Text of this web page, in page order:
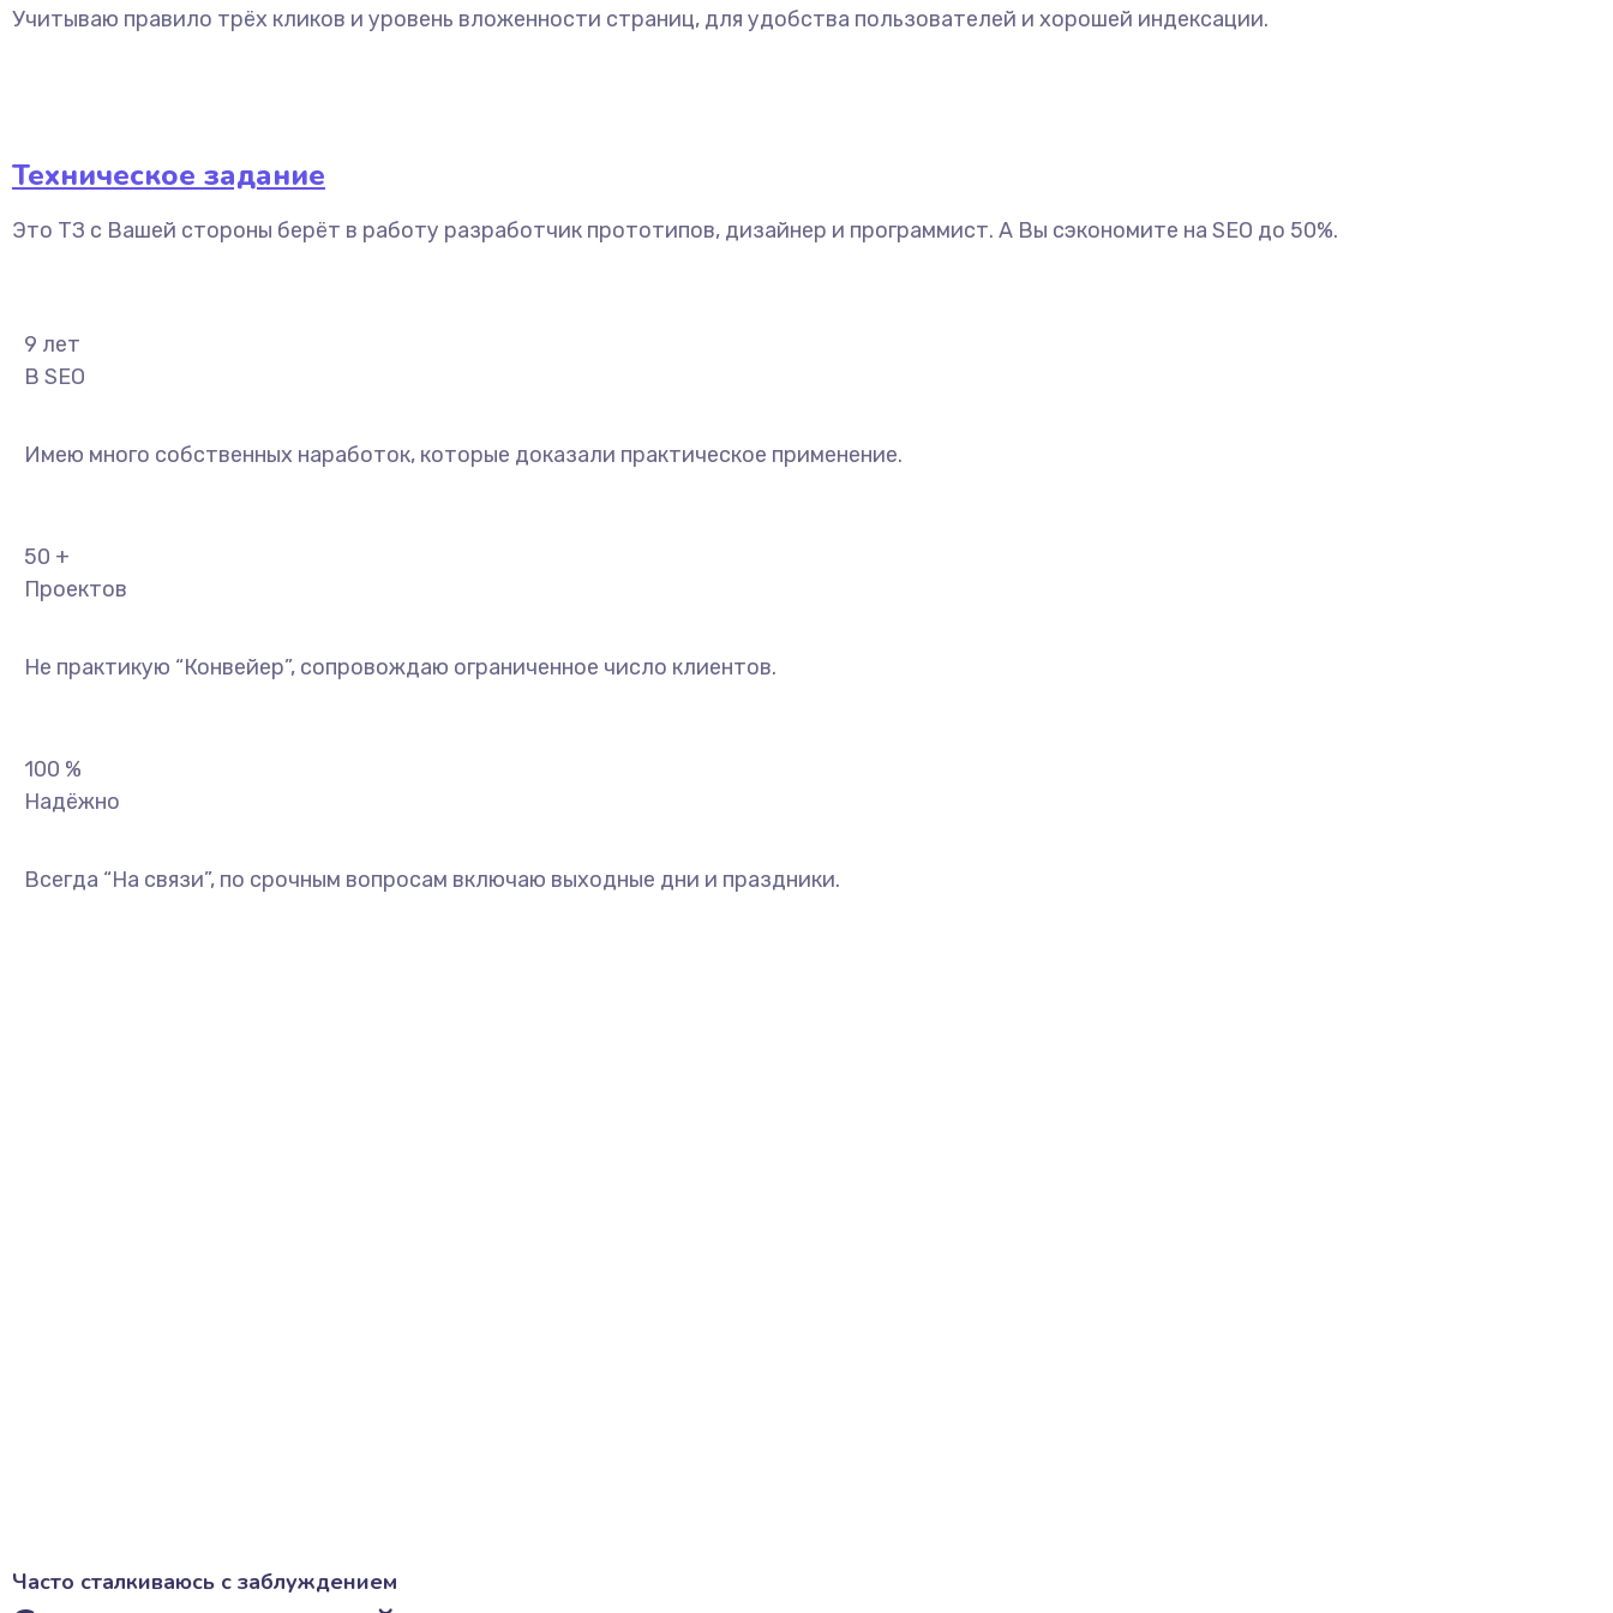
Учитываю правило трёх кликов и уровень вложенности страниц, для удобства пользователей и хорошей индексации.
Техническое задание
Это ТЗ с Вашей стороны берёт в работу разработчик прототипов, дизайнер и программист. А Вы сэкономите на SEO до 50%.
9 лет
В SEO
Имею много собственных наработок, которые доказали практическое применение.
50 +
Проектов
Не практикую “Конвейер”, сопровождаю ограниченное число клиентов.
100 %
Надёжно
Всегда “На связи”, по срочным вопросам включаю выходные дни и праздники.
Часто сталкиваюсь с заблуждением